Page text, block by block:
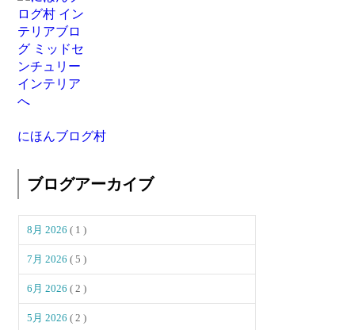
にほんブログ村
ブログアーカイブ
8月 2026( 1 )
7月 2026( 5 )
6月 2026( 2 )
5月 2026( 2 )